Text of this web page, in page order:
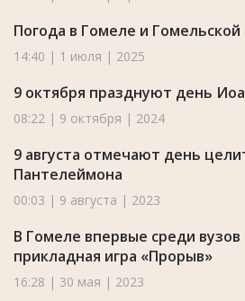
Погода в Гомеле и
14:40 | 1 июля | 2025
9 октября празднуют день
08:22 | 9 октября | 2024
9 августа отмечают день
Пантелеймона
00:03 | 9 августа | 2023
В Гомеле впервые среди
прикладная игра «Прорыв»
16:28 | 30 мая | 2023